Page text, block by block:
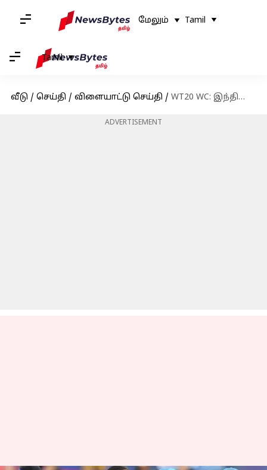
மேலும் Tamil
Tamil
வீடு / செய்தி / விளையாட்டு செய்தி / WT20 WC: இந்தியாவின் அரையிறுதி வாய்ப்பு இன்னும் பிரகாசமாக உள்ளது; எப்படி?
ADVERTISEMENT